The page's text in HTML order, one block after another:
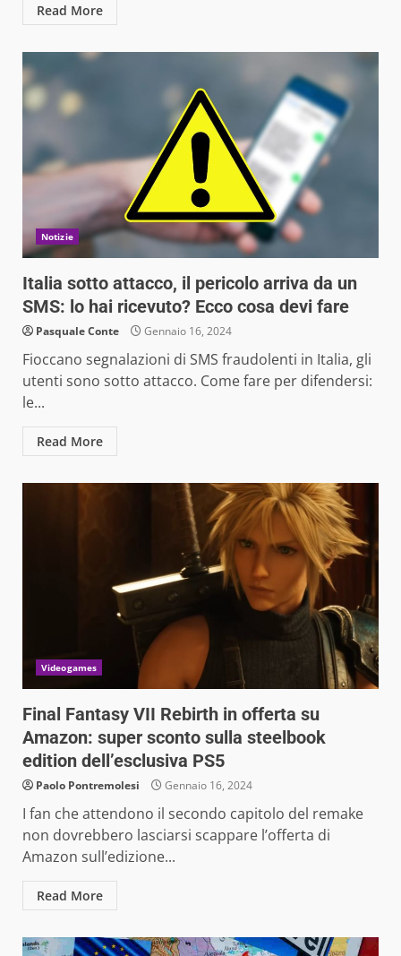
Read More
Notizie
Italia sotto attacco, il pericolo arriva da un
SMS: lo hai ricevuto? Ecco cosa devi fare
Pasquale Conte Gennaio 16, 2024
Fioccano segnalazioni di SMS fraudolenti in Italia, gli
utenti sono sotto attacco. Come fare per difendersi:
le...
Read More
Videogames
Final Fantasy VII Rebirth in offerta su
Amazon: super sconto sulla steelbook
edition dell’esclusiva PS5
Paolo Pontremolesi Gennaio 16, 2024
I fan che attendono il secondo capitolo del remake
non dovrebbero lasciarsi scappare l’offerta di
Amazon sull’edizione...
Read More